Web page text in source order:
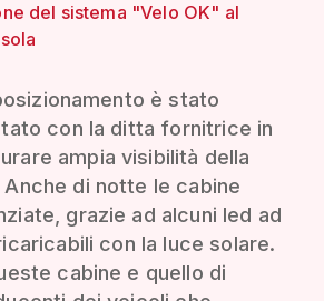
del sistema "Velo OK" al
è stato
con la ditta fornitrice in
ampia visibilità della
di notte le cabine
grazie ad alcuni led ad
con la luce solare.
cabine e quello di